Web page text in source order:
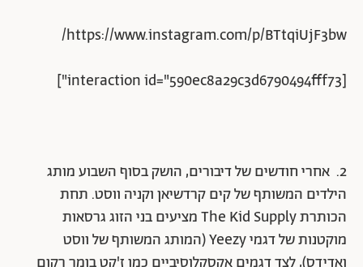
https://www.instagram.com/p/BTtqiUjF3bw/
[interaction id="590ec8a29c3d6790494fff73"]
2. אחרי חודשים של דיבורים, הושק בסוף השבוע מותג
הילדים המשותף של קים קרדשיאן וקניה ווסט. תחת
הכותרת The Kid Supply מציעים בני הזוג גרסאות
מוקטנות של דגמי Yeezy (המותג המשותף של ווסט